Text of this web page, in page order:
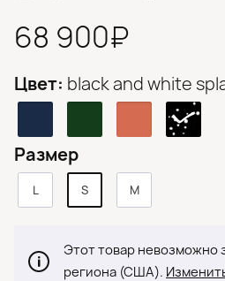
68 900₽
Цвет: black and white
Размер
L S M
Этот товар невозможно
региона (США).